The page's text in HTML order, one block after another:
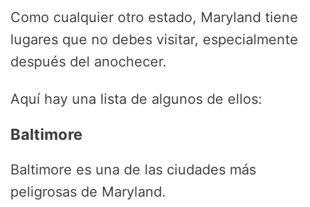
Como cualquier otro estado, Maryland tiene
lugares que no debes visitar, especialmente
después del anochecer.
Aquí hay una lista de algunos de ellos:
Baltimore
Baltimore es una de las ciudades más
peligrosas de Maryland.